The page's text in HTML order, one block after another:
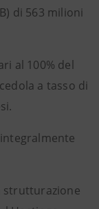
di 563 milioni
al 100% del
a tasso di
strutturazione